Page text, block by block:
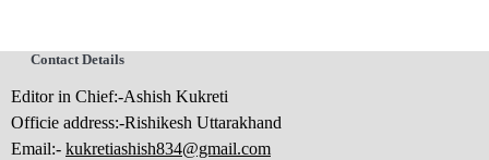
Contact Details
Editor in Chief:-Ashish Kukreti
Officie address:-Rishikesh Uttarakhand
Email:- kukretiashish834@gmail.com